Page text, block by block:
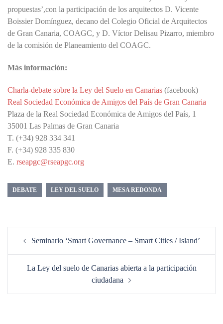
propuestas’,con la participación de los arquitectos D. Vicente
Boissier Domínguez, decano del Colegio Oficial de Arquitectos
de Gran Canaria, COAGC, y D. Víctor Delisau Pizarro, miembro
de la comisión de Planeamiento del COAGC.
Más información:
Charla-debate sobre la Ley del Suelo en Canarias (facebook)
Real Sociedad Económica de Amigos del País de Gran Canaria
Plaza de la Real Sociedad Económica de Amigos del País, 1
35001 Las Palmas de Gran Canaria
T. (+34) 928 334 341
F. (+34) 928 335 830
E. rseapgc@rseapgc.org
DEBATE LEY DEL SUELO MESA REDONDA
Seminario ‘Smart Governance – Smart Cities / Island’
La Ley del suelo de Canarias abierta a la participación
ciudadana